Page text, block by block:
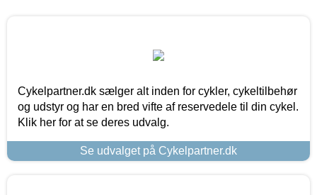
Cykelpartner.dk sælger alt inden for cykler, cykeltilbehør
og udstyr og har en bred vifte af reservedele til din cykel.
Klik her for at se deres udvalg.
Se udvalget på Cykelpartner.dk